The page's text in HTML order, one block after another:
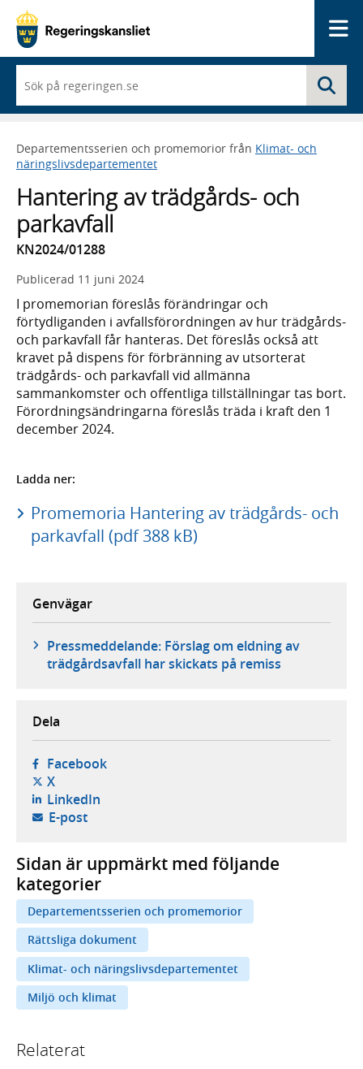
du
börjar
skriva
framträder
en
med
sökförslag
Departementsserien och promemorior från Klimat- och
näringslivsdepartementet
Hantering av trädgårds- och
parkavfall
KN2024/01288
Publicerad 11 juni 2024
I promemorian föreslås förändringar och
förtydliganden i avfallsförordningen av hur trädgårds-
och parkavfall får hanteras. Det föreslås också att
kravet på dispens för förbränning av utsorterat
trädgårds- och parkavfall vid allmänna
sammankomster och offentliga tillställningar tas bort.
Förordningsändringarna föreslås träda i kraft den 1
december 2024.
Ladda ner:
Promemoria Hantering av trädgårds- och
parkavfall (pdf 388 kB)
Genvägar
Pressmeddelande: Förslag om eldning av
trädgårdsavfall har skickats på remiss
Dela
Facebook- öppnas i ny flik, extern webbplats,
X- öppnas i ny flik, extern webbplats,
LinkedIn- öppnas i ny flik, extern webbplats,
E-post- öppnar din e-postklient,
Sidan är uppmärkt med följande
kategorier
Departementsserien och promemorior
Rättsliga dokument
Klimat- och näringslivsdepartementet
Miljö och klimat
Relaterat